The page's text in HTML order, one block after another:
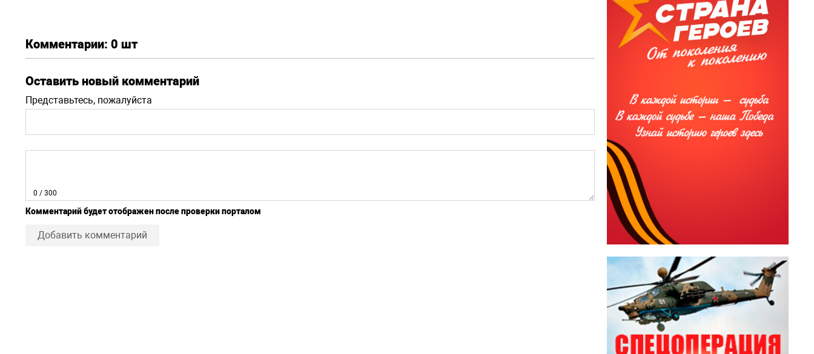
Комментарии: 0 шт
Оставить новый комментарий
Представьтесь, пожалуйста
0 / 300
Комментарий будет отображен после проверки порталом
Добавить комментарий